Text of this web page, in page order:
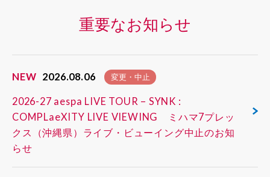
重要なお知らせ
NEW 2026.08.06 変更・中止
2026-27 aespa LIVE TOUR – SYNK :
COMPLaeXITY LIVE VIEWING ミハマ7プレッ
クス（沖縄県）ライブ・ビューイング中止のお知
らせ